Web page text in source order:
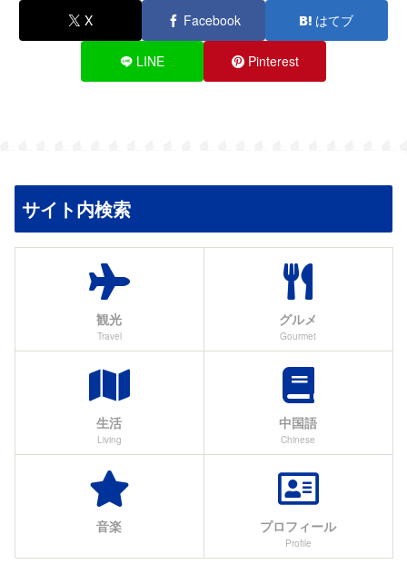
X Facebook はてブ
LINE Pinterest
サイト内検索
観光
Travel
グルメ
Gourmet
生活
Living
中国語
Chinese
音楽 プロフィール
Profile